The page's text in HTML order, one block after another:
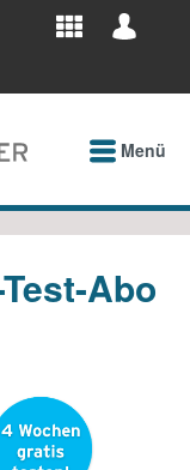
Menü
Abo